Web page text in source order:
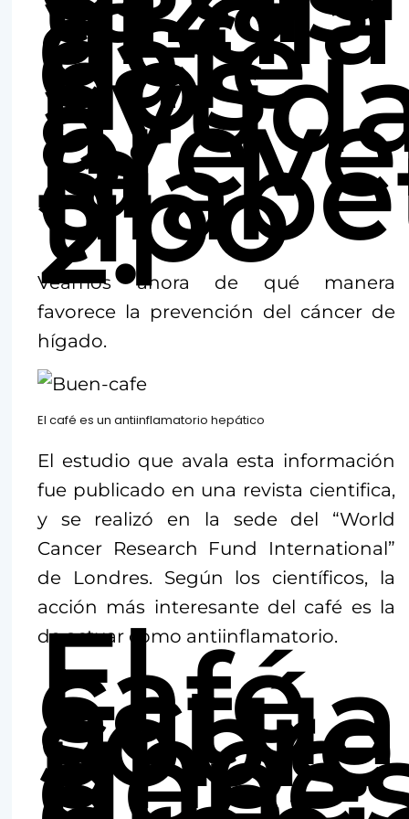
de
café
nos
a
la
tipo
2.
Veamos ahora de qué manera
favorece la prevención del cáncer de
hígado.
El café es un antiinflamatorio hepático
El estudio que avala esta información
fue publicado en una revista cientifica,
y se realizó en la sede del “World
Cancer Research Fund International”
de Londres. Según los científicos, la
acción más interesante del café es la
de actuar como antiinflamatorio.
El
café
actúa
sobre
unos